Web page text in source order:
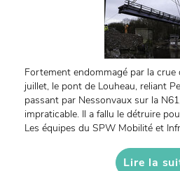
Fortement endommagé par la crue
juillet, le pont de Louheau, reliant
passant par Nessonvaux sur la
impraticable. Il a fallu le détruire
Les équipes du SPW Mobilité et
Lire la